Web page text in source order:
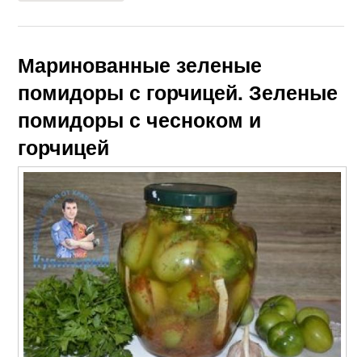
Маринованные зеленые
помидоры с горчицей. Зеленые
помидоры с чесноком и
горчицей